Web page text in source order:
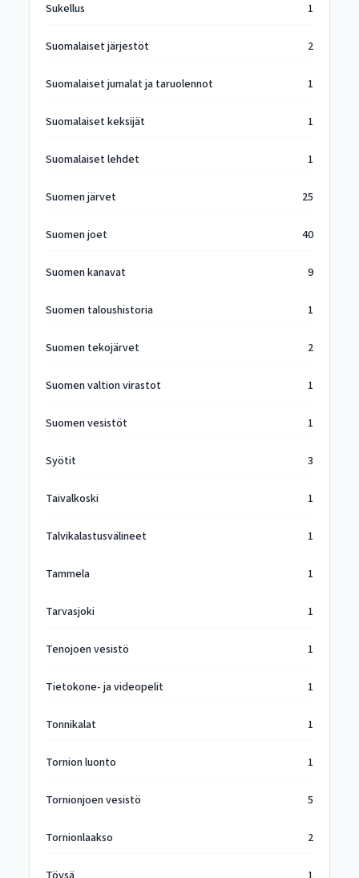
Sukellus 1
Suomalaiset järjestöt 2
Suomalaiset jumalat ja taruolennot 1
Suomalaiset keksijät 1
Suomalaiset lehdet 1
Suomen järvet 25
Suomen joet 40
Suomen kanavat 9
Suomen taloushistoria 1
Suomen tekojärvet 2
Suomen valtion virastot 1
Suomen vesistöt 1
Syötit 3
Taivalkoski 1
Talvikalastusvälineet 1
Tammela 1
Tarvasjoki 1
Tenojoen vesistö 1
Tietokone- ja videopelit 1
Tonnikalat 1
Tornion luonto 1
Tornionjoen vesistö 5
Tornionlaakso 2